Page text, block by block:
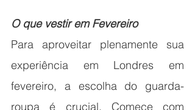
O que vestir em Fevereiro
Para aproveitar plenamente sua
experiência em Londres em
fevereiro, a escolha do guarda-
roupa é crucial. Comece com